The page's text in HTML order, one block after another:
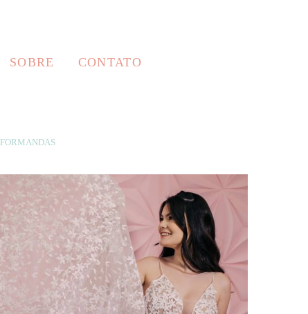
SOBRE CONTATO
FORMANDAS